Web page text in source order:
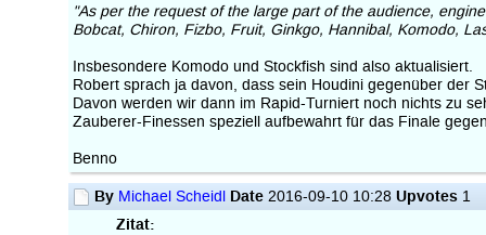
"As per the request of the large part of the audience,
Bobcat, Chiron, Fizbo, Fruit, Ginkgo, Hannibal, Komodo,
Insbesondere Komodo und Stockfish sind also aktualisiert.
Robert sprach ja davon, dass sein Houdini gegenüber der
Davon werden wir dann im Rapid-Turniert noch nichts zu
Zauberer-Finessen speziell aufbewahrt für das Finale
Benno
By Michael Scheidl Date 2016-09-10 10:28Upvotes 1
Zitat: